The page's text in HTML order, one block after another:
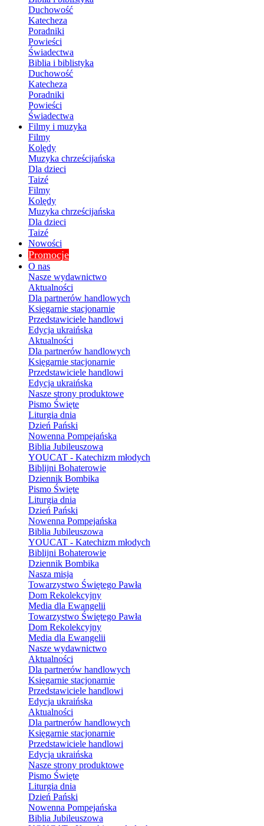
Duchowość
Katecheza
Poradniki
Powieści
Świadectwa
Biblia i biblistyka
Duchowość
Katecheza
Poradniki
Powieści
Świadectwa
Filmy i muzyka
Filmy
Kolędy
Muzyka chrześcijańska
Dla dzieci
Taizé
Filmy
Kolędy
Muzyka chrześcijańska
Dla dzieci
Taizé
Nowości
Promocje
O nas
Nasze wydawnictwo
Aktualności
Dla partnerów handlowych
Księgarnie stacjonarnie
Przedstawiciele handlowi
Edycja ukraińska
Aktualności
Dla partnerów handlowych
Księgarnie stacjonarnie
Przedstawiciele handlowi
Edycja ukraińska
Nasze strony produktowe
Pismo Święte
Liturgia dnia
Dzień Pański
Nowenna Pompejańska
Biblia Jubileuszowa
YOUCAT - Katechizm młodych
Biblijni Bohaterowie
Dziennik Bombika
Pismo Święte
Liturgia dnia
Dzień Pański
Nowenna Pompejańska
Biblia Jubileuszowa
YOUCAT - Katechizm młodych
Biblijni Bohaterowie
Dziennik Bombika
Nasza misja
Towarzystwo Świętego Pawła
Dom Rekolekcyjny
Media dla Ewangelii
Towarzystwo Świętego Pawła
Dom Rekolekcyjny
Media dla Ewangelii
Nasze wydawnictwo
Aktualności
Dla partnerów handlowych
Księgarnie stacjonarnie
Przedstawiciele handlowi
Edycja ukraińska
Aktualności
Dla partnerów handlowych
Księgarnie stacjonarnie
Przedstawiciele handlowi
Edycja ukraińska
Nasze strony produktowe
Pismo Święte
Liturgia dnia
Dzień Pański
Nowenna Pompejańska
Biblia Jubileuszowa